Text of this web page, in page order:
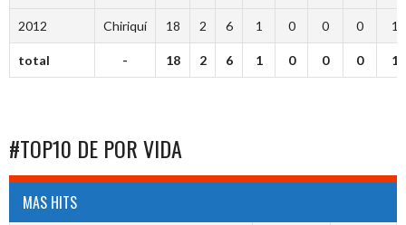
2012 Chiriquí 18 2 6 1 0 0 0 1
total - 18 2 6 1 0 0 0 1
#TOP10 DE POR VIDA
MAS HITS